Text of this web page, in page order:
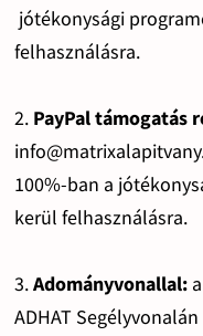
jótékonysági
felhasználásra.
2. PayPal támogatás
100%-ban a
kerül felhasználásra.
3.Adományvonallal:a
ADHAT